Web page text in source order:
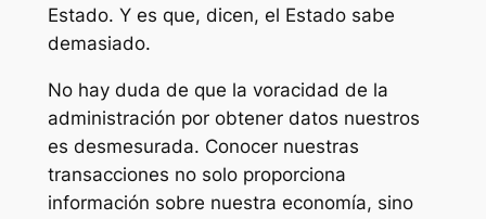
Estado. Y es que, dicen, el Estado sabe
demasiado.
No hay duda de que la voracidad de la
administración por obtener datos nuestros
es desmesurada. Conocer nuestras
transacciones no solo proporciona
información sobre nuestra economía, sino